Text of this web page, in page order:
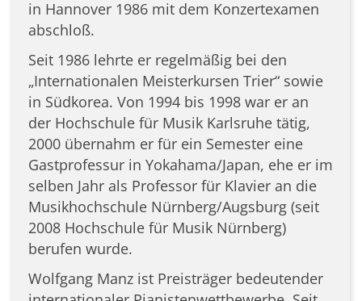
in Hannover 1986 mit dem Konzertexamen
abschloß.
Seit 1986 lehrte er regelmäßig bei den
„Internationalen Meisterkursen Trier“ sowie
in Südkorea. Von 1994 bis 1998 war er an
der Hochschule für Musik Karlsruhe tätig,
2000 übernahm er für ein Semester eine
Gastprofessur in Yokahama/Japan, ehe er im
selben Jahr als Professor für Klavier an die
Musikhochschule Nürnberg/Augsburg (seit
2008 Hochschule für Musik Nürnberg)
berufen wurde.
Wolfgang Manz ist Preisträger bedeutender